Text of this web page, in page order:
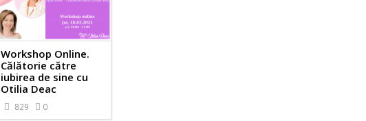
Workshop Online.
Călătorie către
iubirea de sine cu
Otilia Deac
829 0